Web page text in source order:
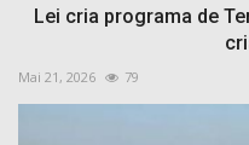
Lei cria programa de
Mai 21, 2026 79